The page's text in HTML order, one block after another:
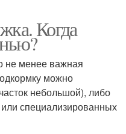
газоном
Когда
не менее важная
можно
небольшой), либо
специализированных